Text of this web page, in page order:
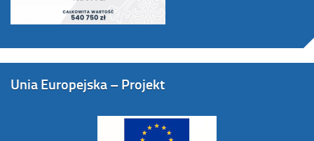
Unia Europejska – Projekt